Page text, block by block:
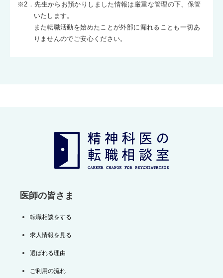
※2．先生からお預かりしました情報は厳重な管理の下、保管
いたします。
また転職活動を始めたことが外部に漏れることも一切あ
りませんのでご安心ください。
医師の皆さま
転職相談をする
求人情報を見る
選ばれる理由
ご利用の流れ